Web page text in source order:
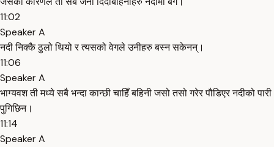
11:02
Speaker A
नदी निक्कै ठुलो थियो र त्यसको वेगले उनीहरु बस्न सकेनन्।
11:06
Speaker A
भाग्यवश ती मध्ये सबै भन्दा कान्छी चाहिँ बहिनी जसो तसो गरेर पौडिएर नदीको पारी
पुगिछिन।
11:14
Speaker A